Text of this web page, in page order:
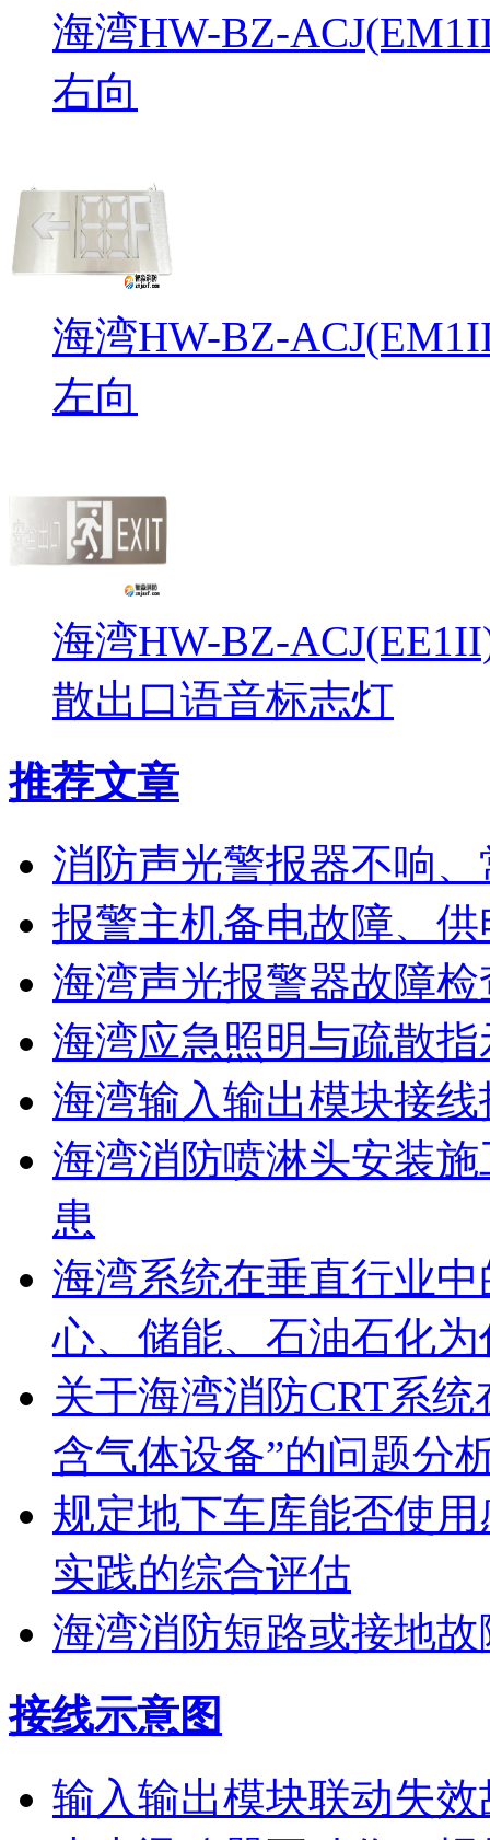
海湾HW-BZ-
右向
海湾HW-BZ-
左向
海湾HW-BZ-
散出口语音标志灯
推荐文章
消防声光警报器不响
报警主机备电故障、
海湾声光报警器故障
海湾应急照明与疏散
海湾输入输出模块接
海湾消防喷淋头安装
患
海湾系统在垂直行业
心、储能、石油石化
关于海湾消防CRT系
含气体设备”的问题分
规定地下车库能否使
实践的综合评估
海湾消防短路或接地
接线示意图
输入输出模块联动失效